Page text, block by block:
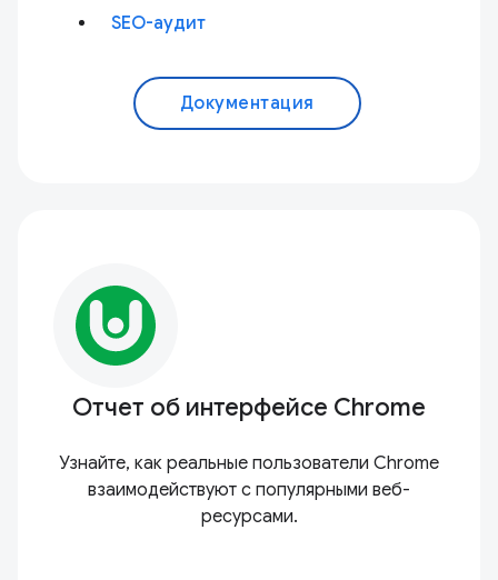
SEO-аудит
Документация
Отчет об интерфейсе Chrome
Узнайте, как реальные пользователи Chrome
взаимодействуют с популярными веб-
ресурсами.